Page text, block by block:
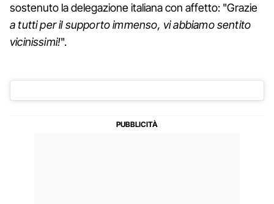
sostenuto la delegazione italiana con affetto: "Grazie
a tutti per il supporto immenso, vi abbiamo sentito
vicinissimi!".